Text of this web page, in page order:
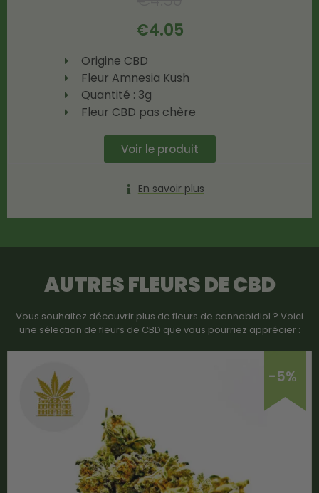
€4.05
Origine CBD
Fleur Amnesia Kush
Quantité : 3g
Fleur CBD pas chère
Voir le produit
En savoir plus
AUTRES FLEURS DE CBD
Vous souhaitez découvrir plus de fleurs de cannabidiol ? Voici
une sélection de fleurs de CBD que vous pourriez apprécier :
-5%